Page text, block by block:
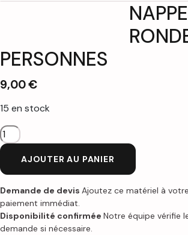
PERSONNES
9,00€
15 en stock
quantité
de
Nappe
table
ronde
6/8
personnes
AJOUTER AU PANIER
Demande de devis Ajoutez ce matériel à
paiement immédiat.
Disponibilité confirmée Notre équipe vérifie
demande si nécessaire.